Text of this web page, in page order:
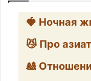
🍓 Ночная
😼 Про
🎎